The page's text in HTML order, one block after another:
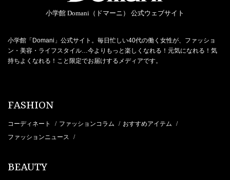
小学館 Domani（ドマーニ） 公式ウェブサイト
小学館「Domani」公式サイト。毎日忙しい40代の働く女性が、ファッショ
ン・美容・ライフスタイル…今よりもっと楽しくなれる！元気になれる！気
持ちよくなれる！こと限定でお届けするメディアです。
FASHION
コーディネート / ファッションコラム / おすすめアイテム /
ファッションニュース /
BEAUTY